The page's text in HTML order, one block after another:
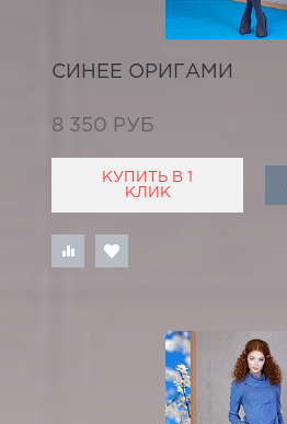
СИНЕЕ ОРИГАМИ
8 350 РУБ
КУПИТЬ В 1
КЛИК